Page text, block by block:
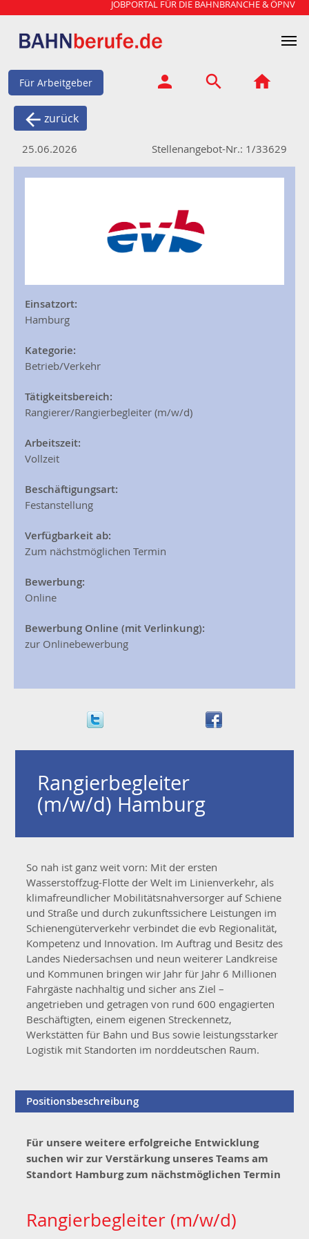
JOBPORTAL FÜR DIE BAHNBRANCHE & ÖPNV
Für Arbeitgeber
zurück
25.06.2026 Stellenangebot-Nr.: 1/33629
Einsatzort:
Hamburg
Kategorie:
Betrieb/Verkehr
Tätigkeitsbereich:
Rangierer/Rangierbegleiter (m/w/d)
Arbeitszeit:
Vollzeit
Beschäftigungsart:
Festanstellung
Verfügbarkeit ab:
Zum nächstmöglichen Termin
Bewerbung:
Online
Bewerbung Online (mit Verlinkung):
zur Onlinebewerbung
Rangierbegleiter
(m/w/d) Hamburg
So nah ist ganz weit vorn: Mit der ersten
Wasserstoffzug-Flotte der Welt im Linienverkehr, als
klimafreundlicher Mobilitätsnahversorger auf Schiene
und Straße und durch zukunftssichere Leistungen im
Schienengüterverkehr verbindet die evb Regionalität,
Kompetenz und Innovation. Im Auftrag und Besitz des
Landes Niedersachsen und neun weiterer Landkreise
und Kommunen bringen wir Jahr für Jahr 6 Millionen
Fahrgäste nachhaltig und sicher ans Ziel –
angetrieben und getragen von rund 600 engagierten
Beschäftigten, einem eigenen Streckennetz,
Werkstätten für Bahn und Bus sowie leistungsstarker
Logistik mit Standorten im norddeutschen Raum.
Positionsbeschreibung
Für unsere weitere erfolgreiche Entwicklung
suchen wir zur Verstärkung unseres Teamsam
Standort Hamburg zum nächstmöglichen Termin
Rangierbegleiter (m/w/d)